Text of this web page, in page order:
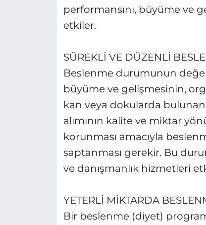
performansını, büyüme ve
etkiler.
SÜREKLİ VE DÜZENLİ
Beslenme durumunun
büyüme ve gelişmesinin,
kan veya dokularda
alımının kalite ve miktar
korunması amacıyla
saptanması gerekir. Bu
ve danışmanlık hizmetleri
YETERLİ MİKTARDA
Bir beslenme (diyet)